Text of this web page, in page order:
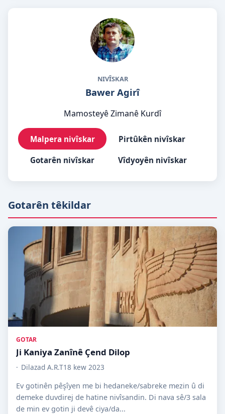
NIVÎSKAR
Bawer Agirî
Mamosteyê Zimanê Kurdî
Malpera nivîskar Pirtûkên nivîskar
Gotarên nivîskar Vîdyoyên nivîskar
Gotarên têkildar
GOTAR
Ji Kaniya Zanînê Çend Dilop
Dilazad A.R.T18 kew 2023
Ev gotinên pêşîyen me bi hedaneke/sabreke mezin û di
demeke duvdirej de hatine nivîsandin. Di nava sê/3 sala
de min ev gotin ji devê ciya/da...